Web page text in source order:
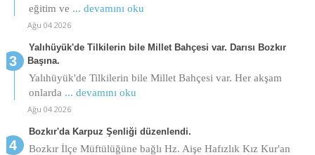
eğitim ve ... devamını oku
Ağu 04 2026
Yalıhüyük'de Tilkilerin bile Millet Bahçesi var. Darısı Bozkır
Başına.
Yalıhüyük'de Tilkilerin bile Millet Bahçesi var. Her akşam
onlarda ... devamını oku
Ağu 04 2026
Bozkır'da Karpuz Şenliği düzenlendi.
Bozkır İlçe Müftülüğüne bağlı Hz. Aişe Hafızlık Kız Kur'an